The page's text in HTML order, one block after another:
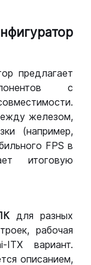
предлагает
с
железом,
(например,
FPS в
итоговую
для разных
рабочая
вариант.
описанием,